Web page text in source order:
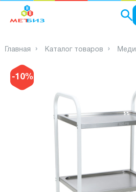
Главная Каталог товаров
-10%